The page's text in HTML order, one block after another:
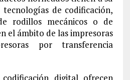
tecnologías de codificación,
rodillos mecánicos o de
el ámbito de las impresoras
por transferencia